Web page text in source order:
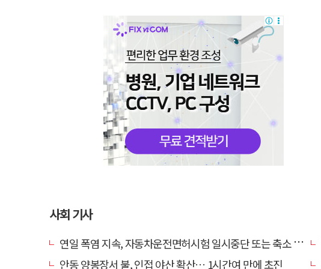
사회 기사
연일 폭염 지속, 자동차운전면허시험 일시중단 또는 축소 운영
안동 양봉장서 불, 인접 야산 확산… 1시간여 만에 초진